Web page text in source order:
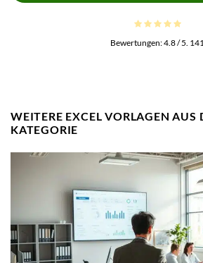
Bewertungen:4.8/ 5.
WEITERE EXCEL VORLAGEN AUS
KATEGORIE